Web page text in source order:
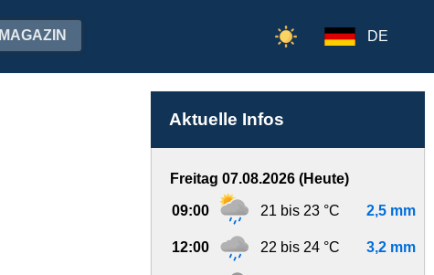
MAGAZIN DE
Aktuelle Infos
Freitag 07.08.2026 (Heute)
09:00 21 bis 23 °C 2,5 mm
12:00 22 bis 24 °C 3,2 mm